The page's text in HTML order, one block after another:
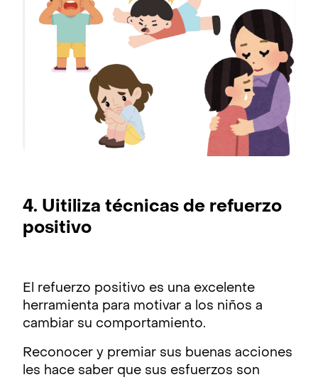
4. Uitiliza técnicas de refuerzo
positivo
El refuerzo positivo es una excelente
herramienta para motivar a los niños a
cambiar su comportamiento.
Reconocer y premiar sus buenas acciones
les hace saber que sus esfuerzos son